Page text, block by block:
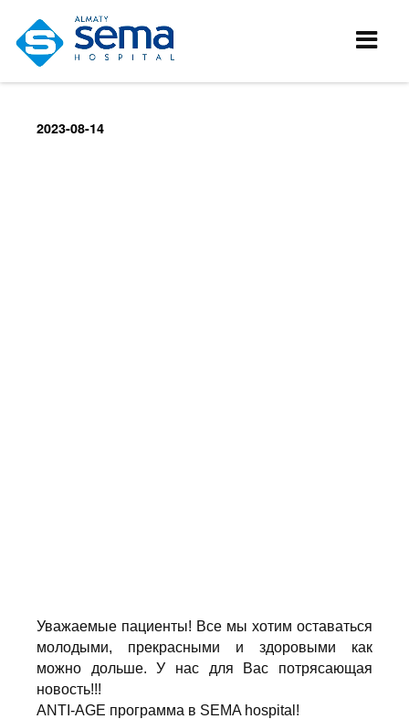
2023-08-14
Уважаемые пациенты! Все мы хотим оставаться
молодыми, прекрасными и здоровыми как
можно дольше. У нас для Вас потрясающая
новость!!!
ANTI-AGE программа в SEMA hospital!